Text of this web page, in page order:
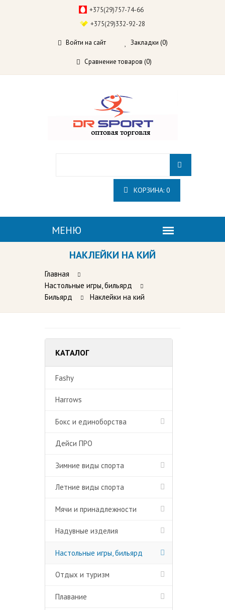
+375(29)757-74-66
+375(29)332-92-28
Войти на сайт Закладки (0)
Сравнение товаров (0)
КОРЗИНА: 0
НАКЛЕЙКИ НА КИЙ
Главная
Настольные игры, бильярд
Бильярд
Наклейки на кий
КАТАЛОГ
Fashy
Harrows
Бокс и единоборства
Дейси ПРО
Зимние виды спорта
Летние виды спорта
Мячи и принадлежности
Надувные изделия
Настольные игры, бильярд
Отдых и туризм
Плавание